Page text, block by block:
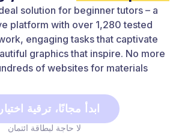
solution for beginner tutors – a
platform with over 1,280 tested
engaging tasks that captivate
graphics that inspire. No more
of websites for materials!
ابدأ مجانًا، ترقية
لا حاجة لبطاقة ائتمان